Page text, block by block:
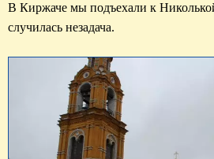
В Киржаче мы подъехали к
случилась незадача.